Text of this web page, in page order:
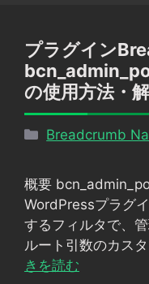
プラグイン
の使用方法・
カ
リ
ー
Breadcrumb
概要
WordPressプラグ
するフィルタで、
ルート引数のカス
きを読む